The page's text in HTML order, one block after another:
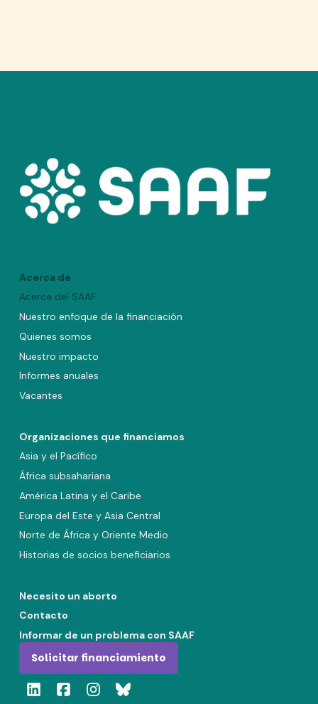
Acerca de
Acerca del SAAF
Nuestro enfoque de la financiación
Quienes somos
Nuestro impacto
Informes anuales
Vacantes
Organizaciones que financiamos
Asia y el Pacífico
África subsahariana
América Latina y el Caribe
Europa del Este y Asia Central
Norte de África y Oriente Medio
Historias de socios beneficiarios
Necesito un aborto
Contacto
Informar de un problema con SAAF
Solicitar financiamiento